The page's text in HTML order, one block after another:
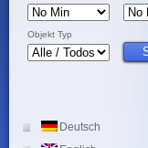
Objekt Typ
Deutsch